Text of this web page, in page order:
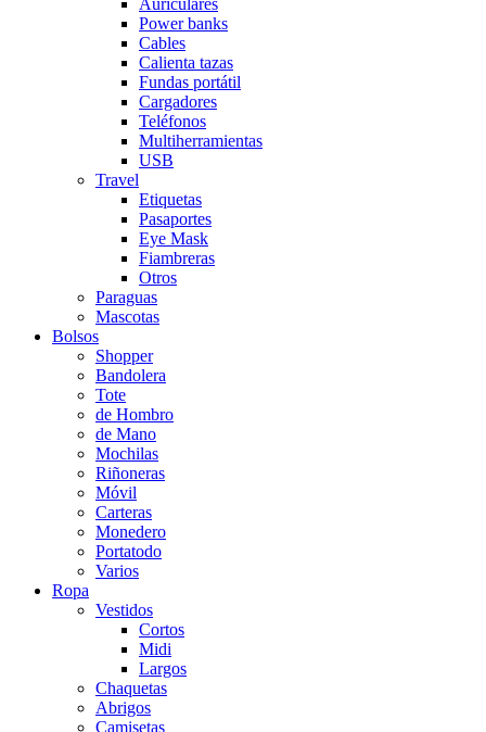
Power banks
Cables
Calienta tazas
Fundas portátil
Cargadores
Teléfonos
Multiherramientas
USB
Travel
Etiquetas
Pasaportes
Eye Mask
Fiambreras
Otros
Paraguas
Mascotas
Bolsos
Shopper
Bandolera
Tote
de Hombro
de Mano
Mochilas
Riñoneras
Móvil
Carteras
Monedero
Portatodo
Varios
Ropa
Vestidos
Cortos
Midi
Largos
Chaquetas
Abrigos
Camisetas